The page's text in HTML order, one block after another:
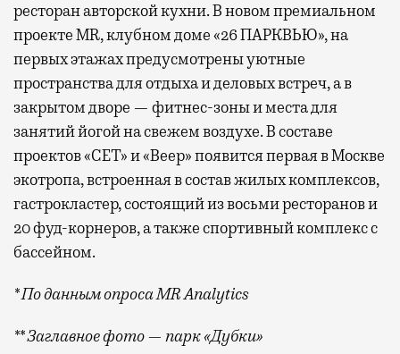
ресторан авторской кухни. В новом премиальном
проекте MR, клубном доме «26 ПАРКВЬЮ», на
первых этажах предусмотрены уютные
пространства для отдыха и деловых встреч, а в
закрытом дворе — фитнес-зоны и места для
занятий йогой на свежем воздухе. В составе
проектов «СЕТ» и «Веер»появитсяпервая в Москве
экотропа, встроенная в состав жилых комплексов,
гастрокластер, состоящий из восьми ресторанов и
20 фуд-корнеров, а также спортивный комплекс с
бассейном.
* По данным опроса MR Analytics
** Заглавное фото — парк «Дубки»